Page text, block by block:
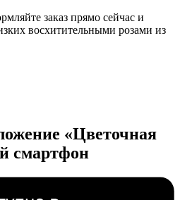
заказ прямо сейчас и
восхитительными розами из
«Цветочная
смартфон